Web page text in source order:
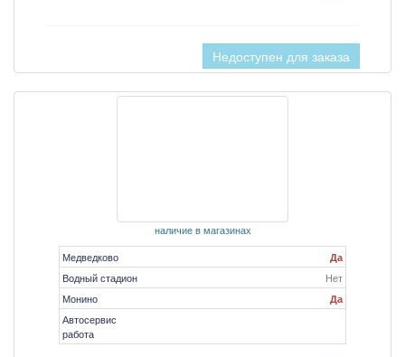
Недоступен для заказа
наличие в магазинах
Медведково
Да
Водный стадион
Нет
Монино
Да
Автосервис
работа